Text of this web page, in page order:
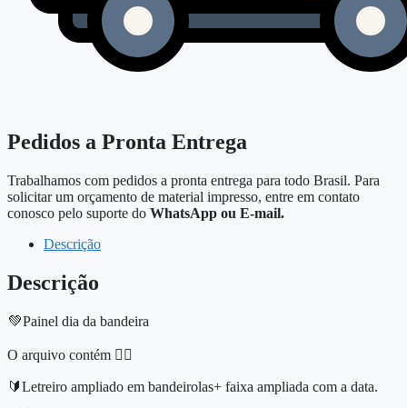
Pedidos a Pronta Entrega
Trabalhamos com pedidos a pronta entrega para todo Brasil. Para
solicitar um orçamento de material impresso, entre em contato
conosco pelo suporte do WhatsApp ou E-mail.
Descrição
Descrição
💚Painel dia da bandeira
O arquivo contém 👇🏻
🔰Letreiro ampliado em bandeirolas+ faixa ampliada com a data.